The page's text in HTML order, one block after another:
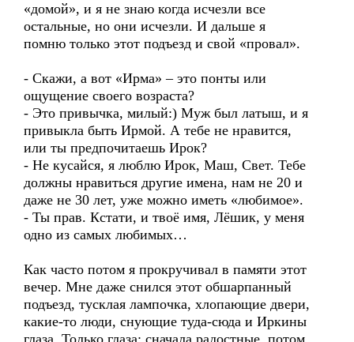
«домой», и я не знаю когда исчезли все
остальные, но они исчезли. И дальше я
помню только этот подъезд и свой «провал».
- Скажи, а вот «Ирма» – это понты или
ощущение своего возраста?
- Это привычка, милый:) Муж был латыш, и я
привыкла быть Ирмой. А тебе не нравится,
или ты предпочитаешь Ирок?
- Не кусайся, я люблю Ирок, Маш, Свет. Тебе
должны нравиться другие имена, нам не 20 и
даже не 30 лет, уже можно иметь «любимое».
- Ты прав. Кстати, и твоё имя, Лёшик, у меня
одно из самых любимых…
Как часто потом я прокручивал в памяти этот
вечер. Мне даже снился этот обшарпанный
подъезд, тусклая лампочка, хлопающие двери,
какие-то люди, снующие туда-сюда и Иркины
глаза. Только глаза: сначала радостные, потом